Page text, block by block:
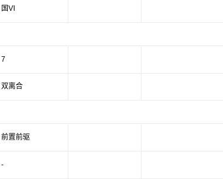
国VI
7
双离合
前置前驱
-